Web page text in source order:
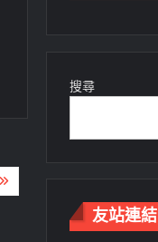
搜尋
友站連結